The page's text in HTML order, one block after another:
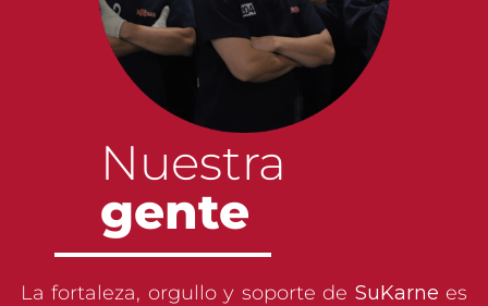
Nuestra
gente
La fortaleza, orgullo y soporte de SuKarne es